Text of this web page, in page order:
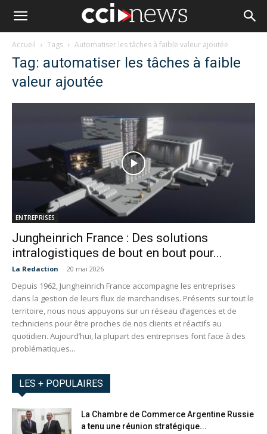
Accueil Tags Automatiser les tâches à faible valeur ajoutée
Tag: automatiser les tâches à faible
valeur ajoutée
ENTREPRISES
Jungheinrich France : Des solutions
intralogistiques de bout en bout pour...
La Redaction - 20 mai 2026
Depuis 1962, Jungheinrich France accompagne les entreprises
dans la gestion de leurs flux de marchandises. Présents sur tout le
territoire, nous nous appuyons sur un réseau d’agences et de
techniciens pour être proches de nos clients et réactifs au
quotidien. Aujourd’hui, la plupart des entreprises font face à des
problématiques...
LES + POPULAIRES
La Chambre de Commerce Argentine Russie
a tenu une réunion stratégique...